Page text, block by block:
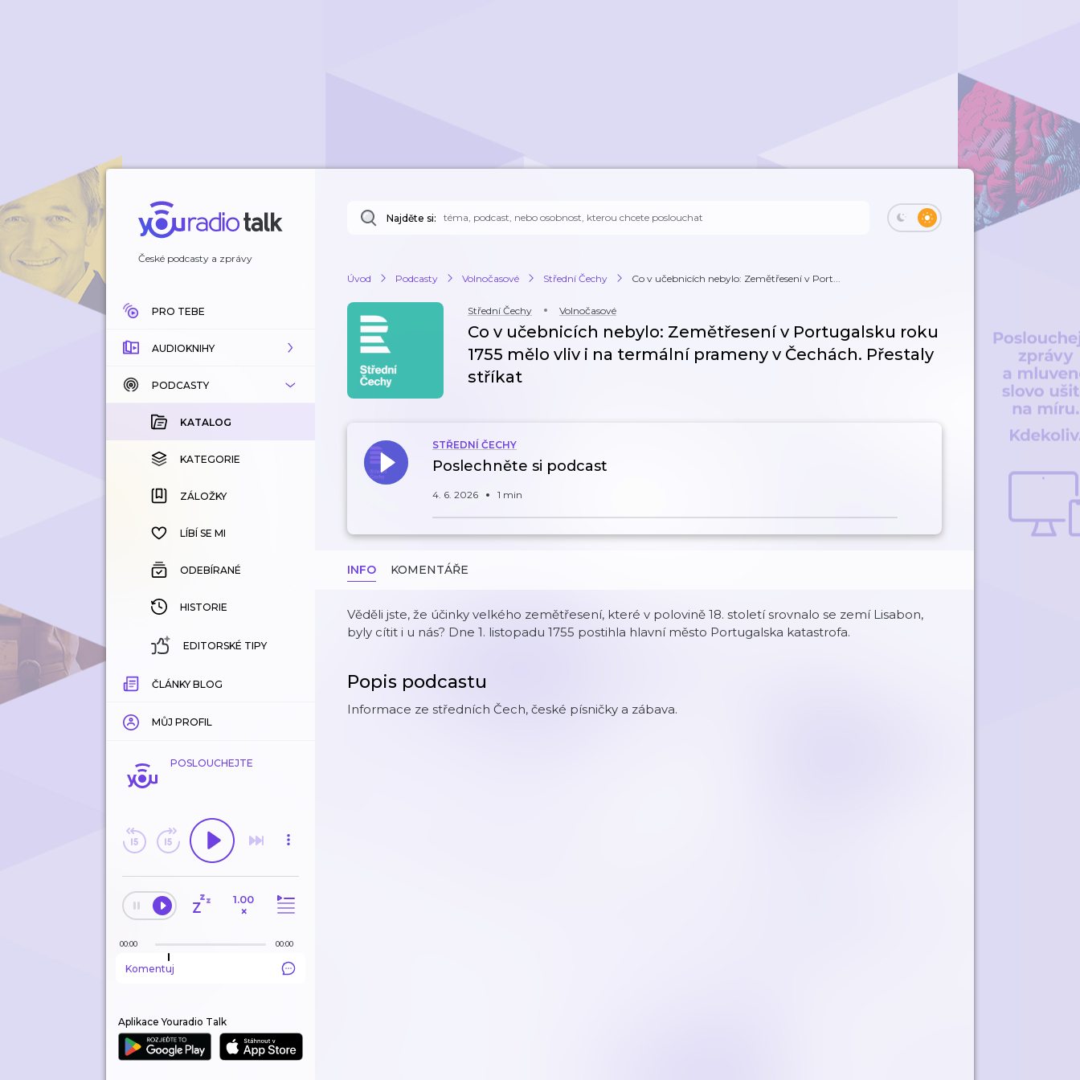
České podcasty a zprávy
PRO TEBE
AUDIOKNIHY
KATALOG
KOUPENÉ
KATEGORIE
ZÁLOŽKY
HISTORIE
PODCASTY
KATALOG
KATEGORIE
ZÁLOŽKY
LÍBÍ SE MI
ODEBÍRANÉ
HISTORIE
EDITORSKÉ TIPY
ČLÁNKY BLOG
MŮJ PROFIL
POSLOUCHEJTE
1.00
×
00:00 00:00
Komentuj
Aplikace Youradio Talk
Najděte si:
Úvod Podcasty Volnočasové Střední Čechy Co v učebnicích nebylo: Zemětřesení v Port...
Střední Čechy Volnočasové
Co v učebnicích nebylo: Zemětřesení v Portugalsku roku
1755 mělo vliv i na termální prameny v Čechách. Přestaly
stříkat
STŘEDNÍ ČECHY
Poslechněte si podcast
4. 6. 2026 1 min
INFO KOMENTÁŘE
Věděli jste, že účinky velkého zemětřesení, které v polovině 18. století srovnalo se zemí Lisabon,
byly cítit i u nás? Dne 1. listopadu 1755 postihla hlavní město Portugalska katastrofa.
Popis podcastu
Informace ze středních Čech, české písničky a zábava.